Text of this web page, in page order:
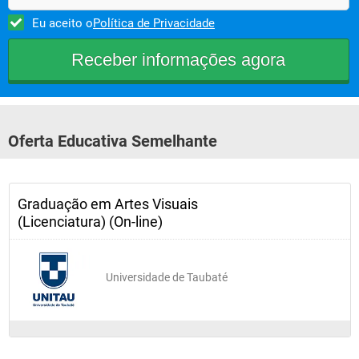
Eu aceito oPolítica de Privacidade
Oferta Educativa Semelhante
Graduação em Artes Visuais
(Licenciatura) (On-line)
Universidade de Taubaté